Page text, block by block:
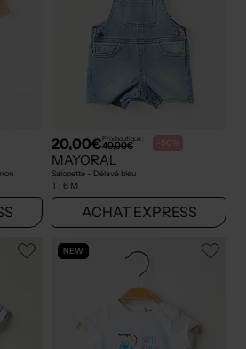
20,00€Prix boutique :
40,00€ -50%
MAYORAL
Salopette - Délavé bleu
T : 6 M
ACHAT EXPRESS
NEW